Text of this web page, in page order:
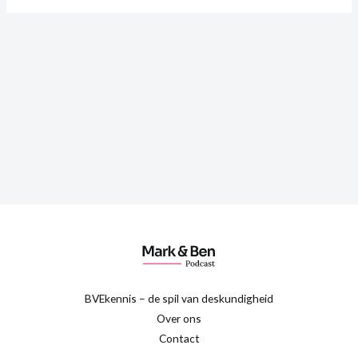
BVEkennis – de spil van deskundigheid
Over ons
Contact